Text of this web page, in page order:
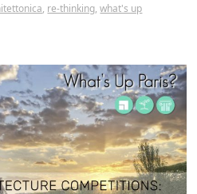
, re-thinking,what's up